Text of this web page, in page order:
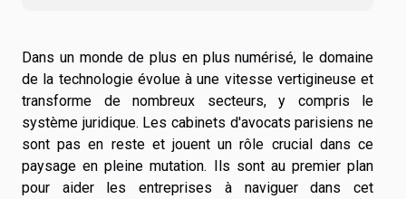
Dans un monde de plus en plus numérisé, le domaine
de la technologie évolue à une vitesse vertigineuse et
transforme de nombreux secteurs, y compris le
système juridique. Les cabinets d'avocats parisiens ne
sont pas en reste et jouent un rôle crucial dans ce
paysage en pleine mutation. Ils sont au premier plan
pour aider les entreprises à naviguer dans cet